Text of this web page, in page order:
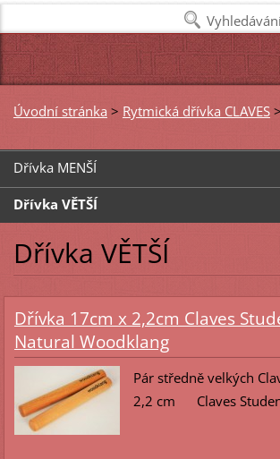
Úvodní stránka > Rytmická dřívka CLAVES >
Dřívka MENŠÍ
Dřívka VĚTŠÍ
Dřívka VĚTŠÍ
Dřívka 17cm x 2,2cm Claves
Natural Woodklang
Pár středně velkých
2,2 cm Claves